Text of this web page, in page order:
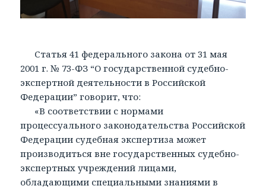
Статья 41 федерального закона от 31 мая
2001 г. № 73-ФЗ “О государственной судебно-
экспертной деятельности в Российской
Федерации” говорит, что:
«В соответствии с нормами
процессуального законодательства Российской
Федерации судебная экспертиза может
производиться вне государственных судебно-
экспертных учреждений лицами,
обладающими специальными знаниями в